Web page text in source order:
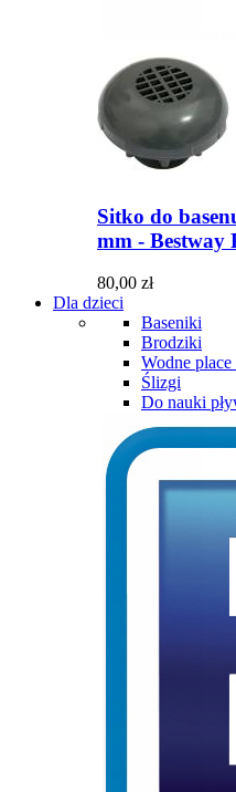
Sitko do
mm - Bestway
80,00 zł
Dla dzieci
Baseniki
Brodziki
Wodne place
Ślizgi
Do nauki